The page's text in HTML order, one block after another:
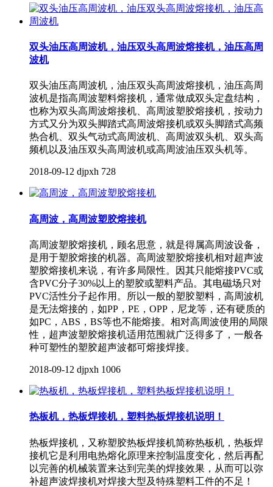
双头油压高周波机，油压双头高周波熔接机，油压高周
波机
双头油压高周波机，油压双头高周波熔接机，油压高周
波机是指高周波塑料熔接机，通常做成双头定盘结构，
也称为双头高周波熔接机、高周波塑胶熔接机，按动力
方式又分为双头脚踏式高周波熔接机或双头脚踏式高频
热合机、双头气动式高周波机、高周波双头机、双头高
频机以及油压双头高周波机或高周波油压双头机等。
2018-09-12 djpxh 728
高周波，高周波塑胶熔接机
高周波塑胶熔接机，顾名思意，就是得属高周波设备，
是用于塑胶熔接的机器。高周波塑胶熔接机相对超声波
塑胶熔接机来说，有许多局限性。因其只能熔接PVC或
含PVC分子30%以上的塑胶或塑料产品。其电磁场只对
PVC活性分子起作用。所以一般的塑胶塑料，高周波机
是无法熔接的，如PP，PE，OPP，尼龙等，还有硬质的
如PC，ABS，BS等也不能熔接。相对高周波使用的局限
性，超声波塑胶熔接机适用范围就广泛得多了，一般各
种可塑性的塑胶超声波都可熔接焊接。
2018-09-12 djpxh 1006
热板机，热板焊接机，塑料热板焊接机说明！
热板焊接机，又称塑胶热板焊接机简称热板机，热板焊
接机它是利用电热熔化原理来控制温度变化，然后再配
以完善的机械装置来达到完美的焊接效果，从而可以弥
补超声波焊接机对焊接大型及特殊塑料工件的不足！